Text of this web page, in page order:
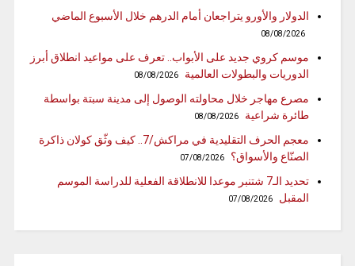
الدولار والأورو يتراجعان أمام الدرهم خلال الأسبوع الماضي
08/08/2026
موسم كروي جديد على الأبواب.. تعرف على مواعيد انطلاق أبرز
الدوريات والبطولات العالمية
08/08/2026
مصرع مهاجر خلال محاولته الوصول إلى مدينة سبتة بواسطة
طائرة شراعية
08/08/2026
معجم الحرف التقليدية في مراكش/7.. كيف وثّق كولان ذاكرة
الصنّاع والأسواق؟
07/08/2026
تحديد الـ7 شتنبر موعدا للانطلاقة الفعلية للدراسة الموسم
المقبل
07/08/2026